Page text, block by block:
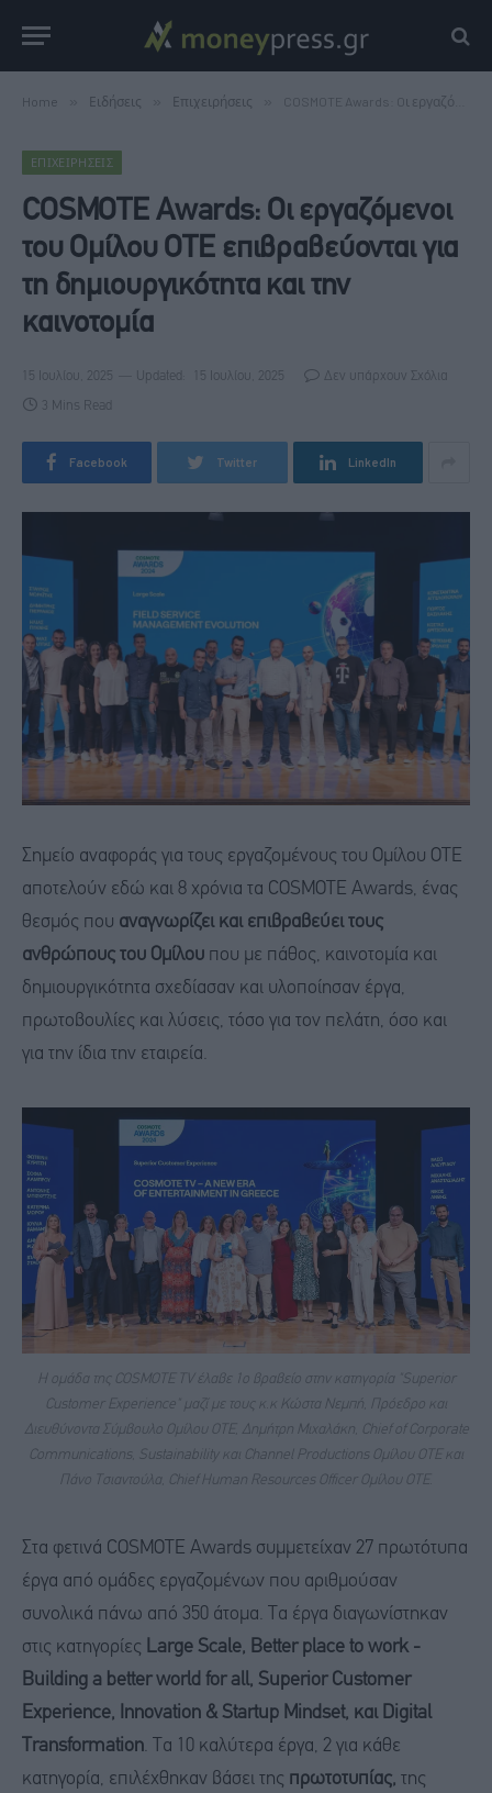
Home Ειδήσεις Επιχειρήσεις COSMOTE Awards: Oι εργαζόμενοι του Ομίλου ΟΤΕ επιβραβεύονται για τη δημιουργικότητα και την καινοτομία
ΕΠΙΧΕΙΡΉΣΕΙΣ
COSMOTE Awards: Oι εργαζόμενοι
του Ομίλου ΟΤΕ επιβραβεύονται για
τη δημιουργικότητα και την
καινοτομία
15 Ιουλίου, 2025 Updated: 15 Ιουλίου, 2025 Δεν υπάρχουν Σχόλια
3 Mins Read
Facebook Twitter LinkedIn
Σημείο αναφοράς για τους εργαζομένους του Ομίλου ΟΤΕ
αποτελούν εδώ και 8 χρόνια τα COSMOTE Awards, ένας
θεσμός που αναγνωρίζει και επιβραβεύει τους
ανθρώπους του Ομίλου που με πάθος, καινοτομία και
δημιουργικότητα σχεδίασαν και υλοποίησαν έργα,
πρωτοβουλίες και λύσεις, τόσο για τον πελάτη, όσο και
για την ίδια την εταιρεία.
H ομάδα της COSMOTE TV έλαβε 1o βραβείο στην κατηγορία "Superior
Customer Experience" μαζί με τους κ.κ Κώστα Νεμπή, Πρόεδρο και
Διευθύνοντα Σύμβουλο Ομίλου ΟΤΕ, Δημήτρη Μιχαλάκη, Chief of Corporate
Communications, Sustainability και Channel Productions Ομίλου ΟΤΕ και
Πάνο Τσιαντούλα, Chief Human Resources Officer Ομίλου ΟΤΕ.
Στα φετινά COSMOTE Awards συμμετείχαν 27 πρωτότυπα
έργα από ομάδες εργαζομένων που αριθμούσαν
συνολικά πάνω από 350 άτομα. Τα έργα διαγωνίστηκαν
στις κατηγορίες Large Scale, Better place to work -
Building a better world for all, Superior Customer
Experience, Innovation & Startup Mindset, και Digital
Transformation. Τα 10 καλύτερα έργα, 2 για κάθε
κατηγορία, επιλέχθηκαν βάσει της πρωτοτυπίας, της